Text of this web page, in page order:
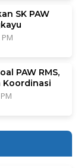
SK PAW
PAW RMS,
Koordinasi